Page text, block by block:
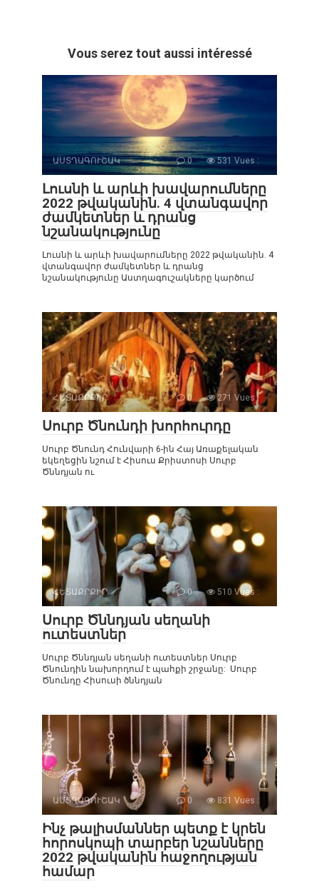
Vous serez tout aussi intéressé
ԱՍՏՂԱԳՈՒՇԱԿ 0 531 Vues :
Լուսնի և արևի խավարումները
2022 թվականին. 4 վտանգավոր
ժամկետներ և դրանց
նշանակությունը
Լուսնի և արևի խավարումները 2022 թվականին. 4
վտանգավոր ժամկետներ և դրանց
նշանակությունը Աստղագուշակները կարծում
ՀԵՏԱՔՐՔԻՐ 0 271 Vues :
Սուրբ Ծնունդի խորհուրդը
Սուրբ Ծնունդ Հունվարի 6-ին Հայ Առաքելական
եկեղեցին նշում է Հիսուս Քրիստոսի Սուրբ
Ծննդյան ու
ՀԵՏԱՔՐՔԻՐ 0 510 Vues :
Սուրբ Ծննդյան սեղանի
ուտեստներ
Սուրբ Ծննդյան սեղանի ուտեստներ Սուրբ
Ծնունդին նախորդում է պահքի շրջանը: Սուրբ
Ծնունդը Հիսուսի ծննդյան
ԱՍՏՂԱԳՈՒՇԱԿ 0 831 Vues :
Ինչ թալիսմաններ պետք է կրեն
հորոսկոպի տարբեր նշանները
2022 թվականին հաջողության
համար